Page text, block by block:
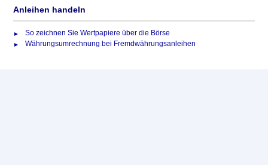
Anleihen handeln
So zeichnen Sie Wertpapiere über die Börse
Währungsumrechnung bei Fremdwährungsanleihen